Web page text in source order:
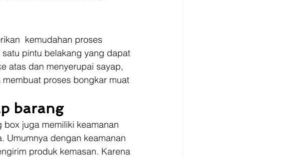
kemudahan proses
pintu belakang yang dapat
atas dan menyerupai sayap,
proses bongkar muat
barang
juga memiliki keamanan
Umumnya dengan keamanan
produk kemasan. Karena